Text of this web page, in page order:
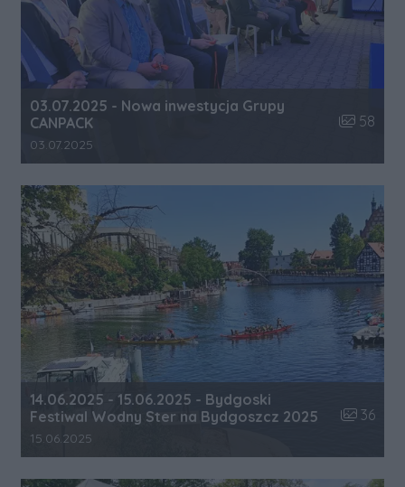
03.07.2025 - Nowa inwestycja Grupy
CANPACK
Liczba
58
Data dodania galerii:
03.07.2025
14.06.2025 - 15.06.2025 - Bydgoski
Festiwal Wodny Ster na Bydgoszcz 2025
Liczba
36
Data dodania galerii:
15.06.2025